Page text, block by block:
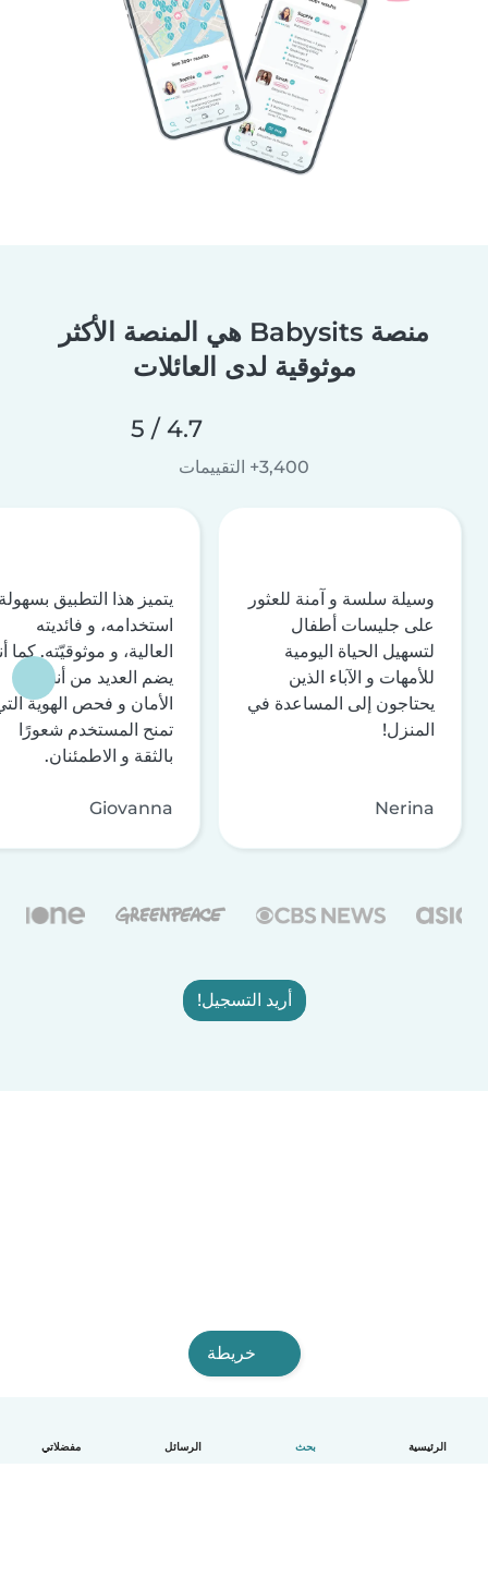
الرئيسية بحث الرسائل مفضلاتي
منصة Babysits هي المنصة الأكثر
موثوقية لدى العائلات
4.7 / 5
3,400+ التقييمات
وسيلة سلسة و آمنة للعثور
على جليسات أطفال
لتسهيل الحياة اليومية
للأمهات و الآباء الذين
يحتاجون إلى المساعدة في
المنزل!
Nerina
يتميز هذا التطبيق
استخدامه، و فائديته
العالية، و موثوقيّته. كما
يضم العديد من أنظمة
الأمان و فحص الهوية
تمنح المستخدم شعورًا
بالثقة و الاطمئنان.
Giovanna
أريد التسجيل!
خريطة